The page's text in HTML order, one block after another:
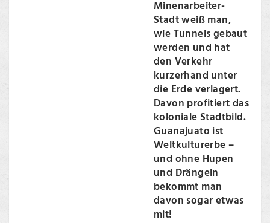
Minenarbeiter-
Stadt weiß man,
wie Tunnels gebaut
werden und hat
den Verkehr
kurzerhand unter
die Erde verlagert.
Davon profitiert das
koloniale Stadtbild.
Guanajuato ist
Weltkulturerbe –
und ohne Hupen
und Drängeln
bekommt man
davon sogar etwas
mit!